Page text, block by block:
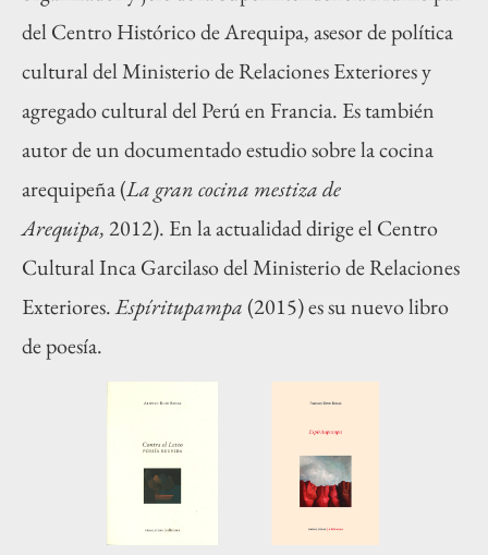
del Centro Histórico de Arequipa, asesor de política
cultural del Ministerio de Relaciones Exteriores y
agregado cultural del Perú en Francia. Es también
autor de un documentado estudio sobre la cocina
arequipeña (La gran cocina mestiza de
Arequipa,2012). En la actualidad dirige el Centro
Cultural Inca Garcilaso del Ministerio de Relaciones
Exteriores.Espíritupampa(2015) es su nuevo libro
de poesía.